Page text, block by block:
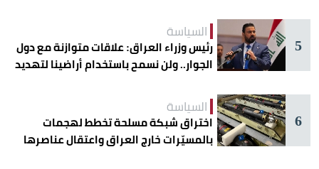
5
السياسة
رئيس وزراء العراق: علاقات متوازنة مع دول
الجوار.. ولن نسمح باستخدام أراضينا لتهديد
6
السياسة
اختراق شبكة مسلحة تخطط لهجمات
بالمسيّرات خارج العراق واعتقال عناصرها